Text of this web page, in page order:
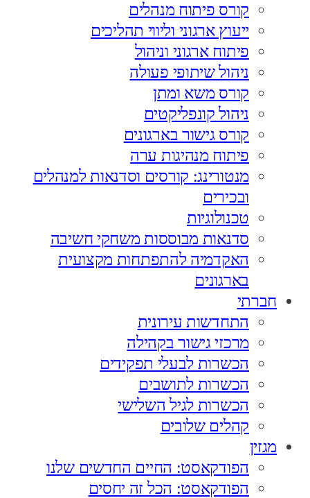
קורס פיתוח מנהלים
ייעוץ ארגוני וליווי תהליכים
פיתוח ארגוני וניהול
ניהול שיתופי פעולה
קורס משא ומתן
ניהול קונפליקטים
קורס גישור בארגונים
פיתוח מנהיגות ערה
מנטורינג: קורסים וסדנאות למנהלים
ובכירים
טכנולוגיות
סדנאות מבוססות משחקי חשיבה
האקדמיה להתפתחות מקצועית
בארגונים
חברתי
התחדשות עירונית
מרכזי גישור בקהילה
הכשרות לבעלי תפקידים
הכשרות לתושבים
הכשרות לגיל השלישי
קהלים שלובים
מגזין
הפודקאסט: החיים החדשים שלנו
הפודקאסט: הכל זה יחסים